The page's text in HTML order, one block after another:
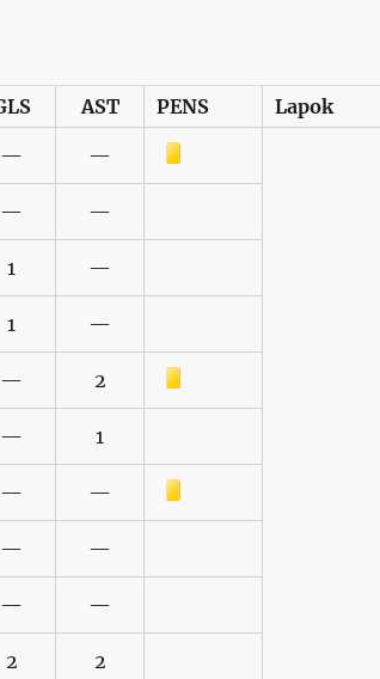
AST PENS Lapok
— —
Sárga lap
— —
1 —
1 —
— 2
Sárga lap
— 1
— —
Sárga lap
— —
— —
2 2